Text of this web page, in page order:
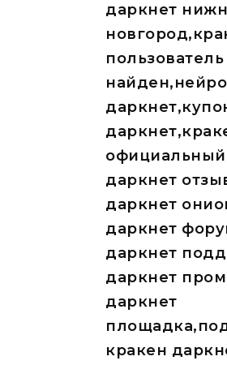
даркнет
официальный
даркнет
даркнет
даркнет
даркнет
даркнет
даркнет
кракен